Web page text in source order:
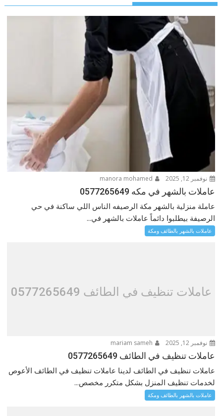
نوفمبر 12, 2025
عاملات بالشهر في مكه 0577265649
عاملة منزلية بالشهر مكة الرصيفه الناس اللي ساكنة في حي
الرصيفة بيطلبوا دائماً عاملات بالشهر في...
عاملات بالشهر بالطائف ومكة
عاملات تنظيف في الطائف 0577265649
نوفمبر 12, 2025
عاملات تنظيف في الطائف 0577265649
عاملات تنظيف في الطائف لدينا عاملات تنظيف في الطائف الأعوص
لخدمات تنظيف المنزل بشكل متكرر مخصص...
عاملات بالشهر بالطائف ومكة